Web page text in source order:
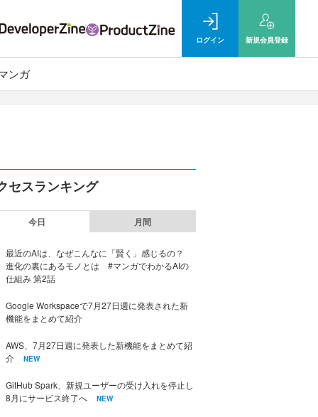
ログイン 新規会員登録
ンガ
セスランキング
今日 月間
最近のAIは、なぜこんなに「賢く」感じるの？
進化の裏にあるモノとは #マンガでわかるAIの
仕組み 第2話
Google Workspaceで7月27日週に発表された新
機能をまとめて紹介
AWS、7月27日週に発表した新機能をまとめて紹
介
NEW
GitHub Spark、新規ユーザーの受け入れを停止し
8月にサービス終了へ
NEW